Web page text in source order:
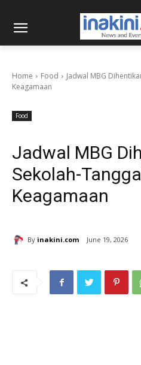
Home Food
Jadwal MBG
Keagamaan
Food
Jadwal MBG
Sekolah-
Keagamaan
By inakini.com June 19, 2026